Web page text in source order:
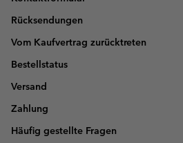
Rücksendungen
Vom Kaufvertrag zurücktreten
Bestellstatus
Versand
Zahlung
Häufig gestellte Fragen